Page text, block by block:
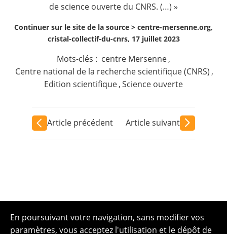
de science ouverte du CNRS. (…) »
Continuer sur le site de la source > centre-mersenne.org,
cristal-collectif-du-cnrs, 17 juillet 2023
Mots-clés : centre Mersenne ,
Centre national de la recherche scientifique (CNRS) ,
Edition scientifique,Science ouverte
Article précédent Article suivant
En poursuivant votre navigation, sans modifier vos
paramètres, vous acceptez l'utilisation et le dépôt de